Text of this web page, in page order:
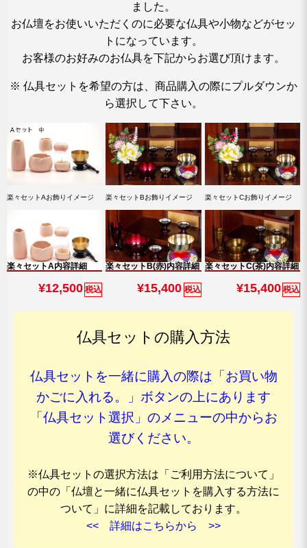
ました。
お仏壇をお使いいただくのに必要な仏具や小物などがセッ
トになっています。
お客様のお好みのお仏具を下記からお選び頂けます。
※ 仏具セットを希望の方は、商品購入の際にプルダウンか
ら選択して下さい。
楽々セットAお飾りイメージ 楽々セットBお飾りイメージ 楽々セットCお飾りイメージ
楽々セットA内容詳細 楽々セットB(赤)内容詳細 楽々セットC(茶)内容詳細
¥12,500 税込 ¥15,400 税込 ¥15,400 税込
仏具セットの購入方法
仏具セットを一緒に購入の際は「お買い物
かごに入れる。」ボタンの上にあります
「仏具セット選択」のメニューの中からお
選びください。
※仏具セットの選択方法は「ご利用方法について」
の中の「仏壇と一緒に仏具セットを購入する方法に
ついて」に詳細を記載しております。
<< 詳細はこちらから >>